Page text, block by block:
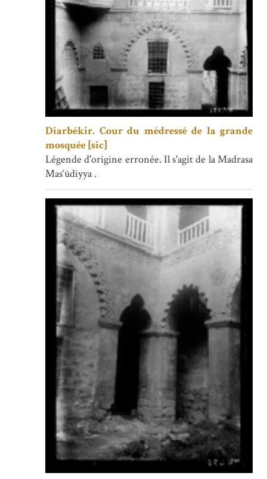
Diarbékir. Cour du médressé de la grande
mosquée [sic]
Légende d'origine erronée. Il s'agit de la Madrasa
Mas‘ūdiyya .